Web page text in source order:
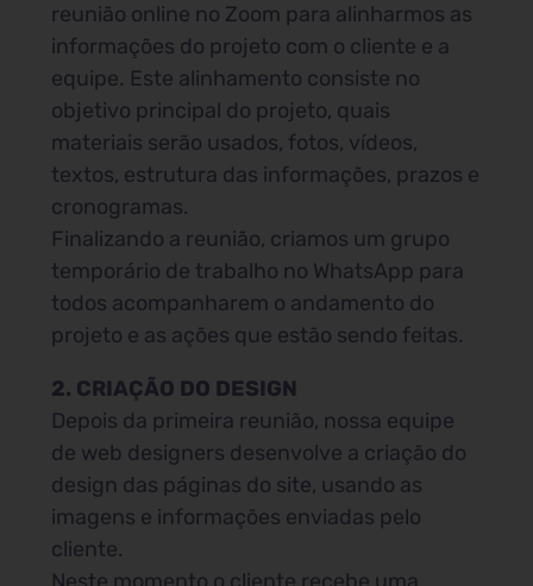
reunião online no Zoom para alinharmos as
informações do projeto com o cliente e a
equipe. Este alinhamento consiste no
objetivo principal do projeto, quais
materiais serão usados, fotos, vídeos,
textos, estrutura das informações, prazos e
cronogramas.
Finalizando a reunião, criamos um grupo
temporário de trabalho no WhatsApp para
todos acompanharem o andamento do
projeto e as ações que estão sendo feitas.
2. CRIAÇÃO DO DESIGN
Depois da primeira reunião, nossa equipe
de web designers desenvolve a criação do
design das páginas do site, usando as
imagens e informações enviadas pelo
cliente.